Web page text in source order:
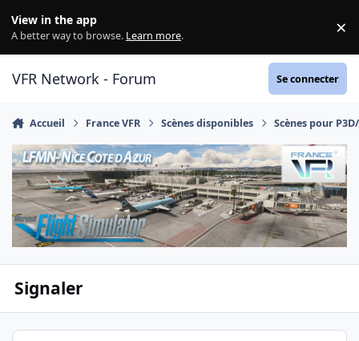
View in the app
A better way to browse. Learn more. ×
VFR Network - Forum Se connecter
Accueil France VFR Scènes disponibles Scènes pour
Signaler